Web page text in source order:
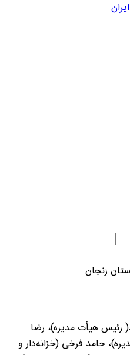
زنجان
رئيس هیأت مدیره)، رضا
حامد فرخی (خزانه‌دار و